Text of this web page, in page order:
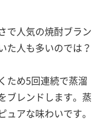
で人気の焼酎ブラン
た人も多いのでは？
ため5回連続で蒸溜
ブレンドします。蒸
ュアな味わいです。